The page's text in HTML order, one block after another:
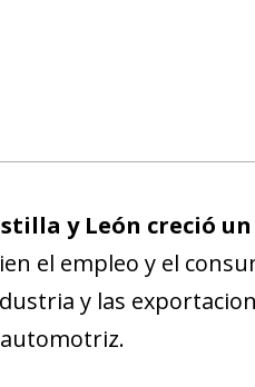
y León creció un
el empleo y el
y las